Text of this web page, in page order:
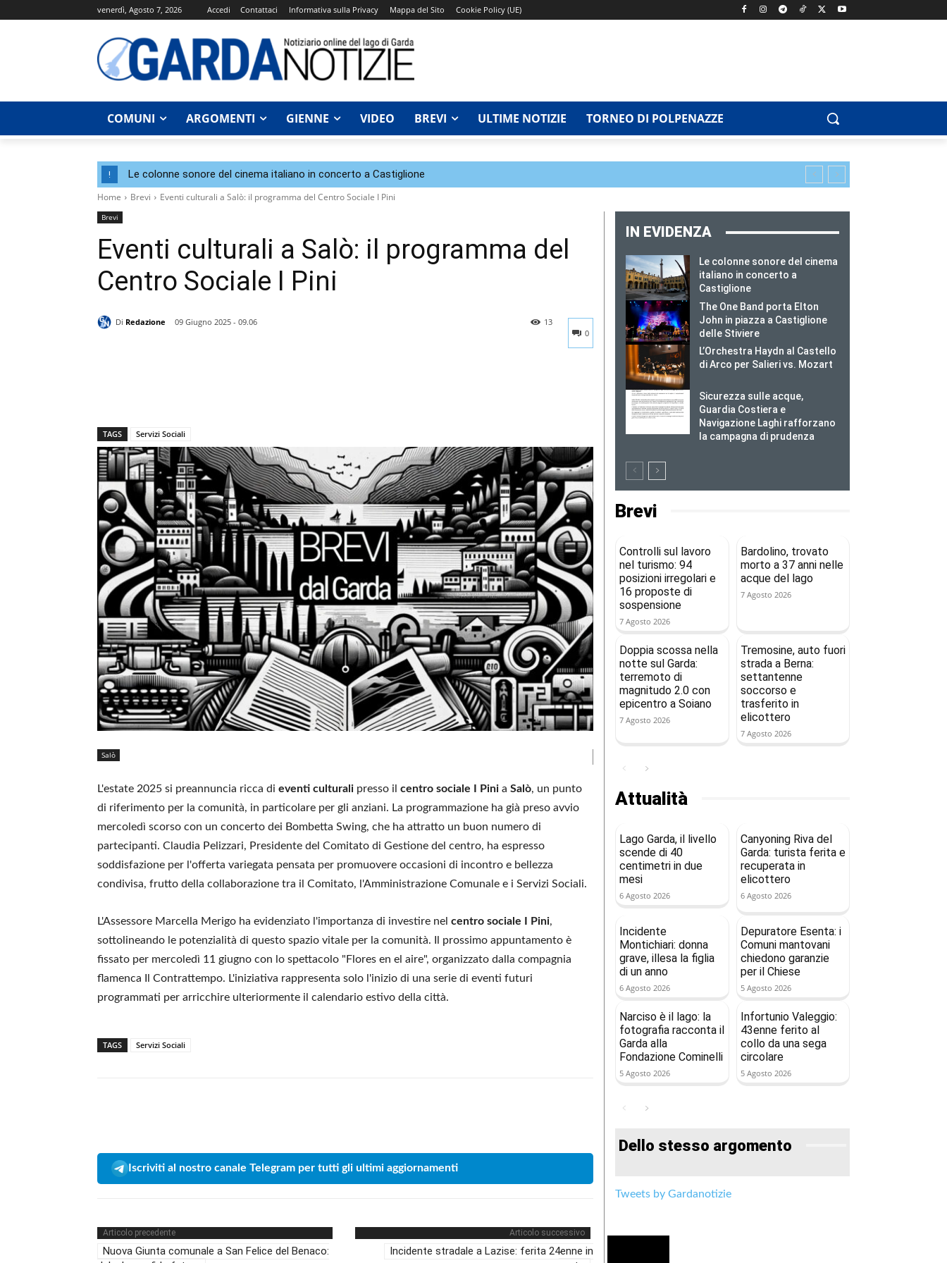
venerdì, Agosto 7, 2026 Accedi Contattaci Informativa sulla Privacy Mappa del Sito Cookie Policy (UE)
COMUNI ARGOMENTI GIENNE VIDEO BREVI ULTIME NOTIZIE TORNEO DI POLPENAZZE
! Le colonne sonore del cinema italiano in concerto a Castiglione
Home Brevi Eventi culturali a Salò: il programma del Centro Sociale I Pini
Brevi
Eventi culturali a Salò: il programma del
Centro Sociale I Pini
Di Redazione
09 Giugno 2025 - 09.06
0
13
TAGS Servizi Sociali
Salò
L'estate 2025 si preannuncia ricca di eventi culturali presso il centro sociale I Pini a Salò, un punto
di riferimento per la comunità, in particolare per gli anziani. La programmazione ha già preso avvio
mercoledì scorso con un concerto dei Bombetta Swing, che ha attratto un buon numero di
partecipanti. Claudia Pelizzari, Presidente del Comitato di Gestione del centro, ha espresso
soddisfazione per l'offerta variegata pensata per promuovere occasioni di incontro e bellezza
condivisa, frutto della collaborazione tra il Comitato, l'Amministrazione Comunale e i Servizi Sociali.
L'Assessore Marcella Merigo ha evidenziato l'importanza di investire nel centro sociale I Pini,
sottolineando le potenzialità di questo spazio vitale per la comunità. Il prossimo appuntamento è
fissato per mercoledì 11 giugno con lo spettacolo "Flores en el aire", organizzato dalla compagnia
flamenca Il Contrattempo. L'iniziativa rappresenta solo l'inizio di una serie di eventi futuri
programmati per arricchire ulteriormente il calendario estivo della città.
TAGS Servizi Sociali
Iscriviti al nostro canale Telegram per tutti gli ultimi aggiornamenti
Articolo precedente
Nuova Giunta comunale a San Felice del Benaco:
Articolo successivo
Incidente stradale a Lazise: ferita 24enne in
IN EVIDENZA
Le colonne sonore del cinema
italiano in concerto a
Castiglione
The One Band porta Elton
John in piazza a Castiglione
delle Stiviere
L’Orchestra Haydn al Castello
di Arco per Salieri vs. Mozart
Sicurezza sulle acque,
Guardia Costiera e
Navigazione Laghi rafforzano
la campagna di prudenza
Brevi
Controlli sul lavoro
nel turismo: 94
posizioni irregolari e
16 proposte di
sospensione
7 Agosto 2026
Bardolino, trovato
morto a 37 anni nelle
acque del lago
7 Agosto 2026
Doppia scossa nella
notte sul Garda:
terremoto di
magnitudo 2.0 con
epicentro a Soiano
7 Agosto 2026
Tremosine, auto fuori
strada a Berna:
settantenne
soccorso e
trasferito in
elicottero
7 Agosto 2026
Attualità
Lago Garda, il livello
scende di 40
centimetri in due
mesi
6 Agosto 2026
Canyoning Riva del
Garda: turista ferita e
recuperata in
elicottero
6 Agosto 2026
Incidente
Montichiari: donna
grave, illesa la figlia
di un anno
6 Agosto 2026
Depuratore Esenta: i
Comuni mantovani
chiedono garanzie
per il Chiese
5 Agosto 2026
Narciso è il lago: la
fotografia racconta il
Garda alla
Fondazione Cominelli
5 Agosto 2026
Infortunio Valeggio:
43enne ferito al
collo da una sega
circolare
5 Agosto 2026
Dello stesso argomento
Tweets by Gardanotizie